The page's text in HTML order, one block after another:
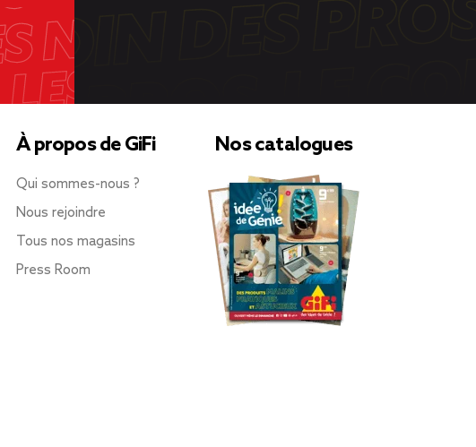
À propos de GiFi
Qui sommes-nous ?
Nous rejoindre
Tous nos magasins
Press Room
Nos catalogues